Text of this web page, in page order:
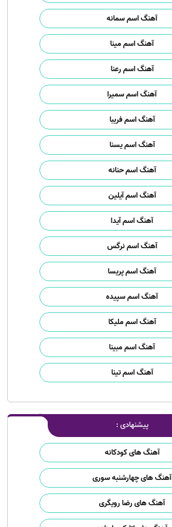
آهنگ اسم سمانه
آهنگ اسم مینا
آهنگ اسم رعنا
آهنگ اسم سمیرا
آهنگ اسم فریبا
آهنگ اسم یسنا
آهنگ اسم حنانه
آهنگ اسم آیلین
آهنگ اسم آیدا
آهنگ اسم نرگس
آهنگ اسم پریسا
آهنگ اسم سپیده
آهنگ اسم ملیکا
آهنگ اسم مبینا
آهنگ اسم تینا
پیشنهادی :
آهنگ های کودکانه
آهنگ های چهارشنبه سوری
آهنگ های رضا رویگری